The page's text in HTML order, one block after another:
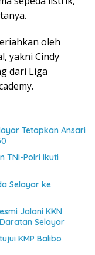
oleh
yakni Cindy
dari Liga
Tetapkan Ansari
TNI-Polri Ikuti
Selayar ke
Jalani KKN
Selayar
KMP Balibo